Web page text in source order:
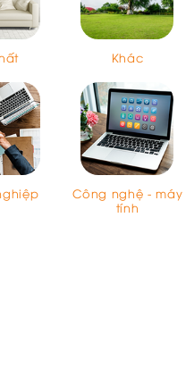
Khác
Công nghệ - máy
tính